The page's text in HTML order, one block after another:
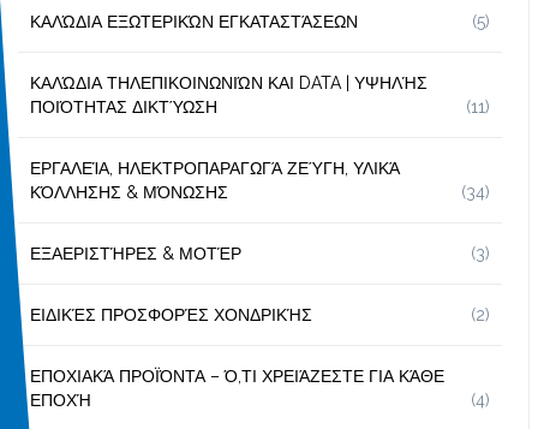
ΚΑΛΏΔΙΑ ΕΞΩΤΕΡΙΚΏΝ ΕΓΚΑΤΑΣΤΆΣΕΩΝ (5)
ΚΑΛΏΔΙΑ ΤΗΛΕΠΙΚΟΙΝΩΝΙΏΝ ΚΑΙ DATA | ΥΨΗΛΉΣ
ΠΟΙΌΤΗΤΑΣ ΔΙΚΤΎΩΣΗ
(11)
ΕΡΓΑΛΕΊΑ, ΗΛΕΚΤΡΟΠΑΡΑΓΩΓΆ ΖΕΎΓΗ, ΥΛΙΚΆ
ΚΌΛΛΗΣΗΣ & ΜΌΝΩΣΗΣ
(34)
ΕΞΑΕΡΙΣΤΉΡΕΣ & ΜΟΤΈΡ (3)
ΕΙΔΙΚΈΣ ΠΡΟΣΦΟΡΈΣ ΧΟΝΔΡΙΚΉΣ (2)
ΕΠΟΧΙΑΚΆ ΠΡΟΪΌΝΤΑ – Ό,ΤΙ ΧΡΕΙΆΖΕΣΤΕ ΓΙΑ ΚΆΘΕ
ΕΠΟΧΉ
(4)